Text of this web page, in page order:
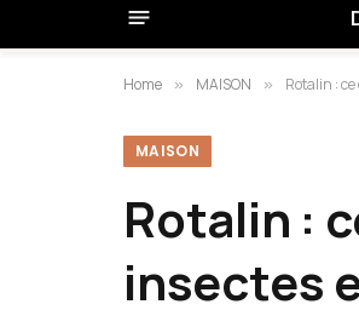
Home » MAISON » Rotalin :
MAISON
Rotalin :
insectes